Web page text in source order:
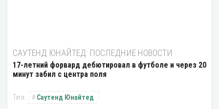
САУТЕНД ЮНАЙТЕД: ПОСЛЕДНИЕ НОВОСТИ
17-летний форвард дебютировал в футболе и через 20
минут забил с центра поля
Саутенд Юнайтед